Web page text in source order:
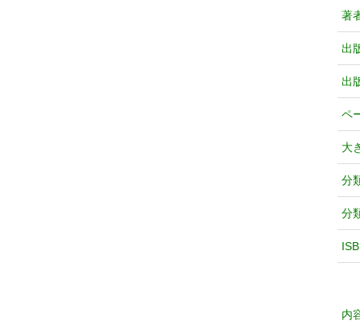
著
出
出
ペ
大
分
分
内